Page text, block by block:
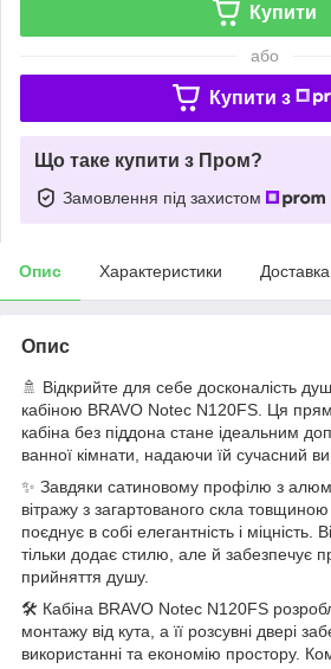
Купити
або
Купити з
Що таке купити з Пром?
Замовлення під захистом
Опис Характеристики Доставка
Опис
🚿 Відкрийте для себе досконалість
кабіною BRAVO Notec N120FS. Ця
кабіна без піддона стане ідеальним
ванної кімнати, надаючи їй сучасний
✨ Завдяки сатиновому профілю з
вітражу з загартованого скла
поєднує в собі елегантність і міцність.
тільки додає стилю, але й забезпечує
прийняття душу.
🛠️ Кабіна BRAVO Notec N120FS
монтажу від кута, а її розсувні двері
використанні та економію простору.